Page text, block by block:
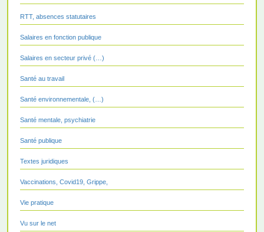
RTT, absences statutaires
Salaires en fonction publique
Salaires en secteur privé (…)
Santé au travail
Santé environnementale, (…)
Santé mentale, psychiatrie
Santé publique
Textes juridiques
Vaccinations, Covid19, Grippe,
Vie pratique
Vu sur le net